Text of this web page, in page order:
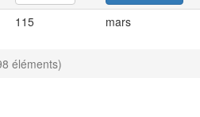
115 mars
éléments)